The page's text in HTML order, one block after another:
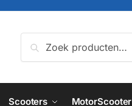
naar:
Zoeken
Scooters MotorScooter